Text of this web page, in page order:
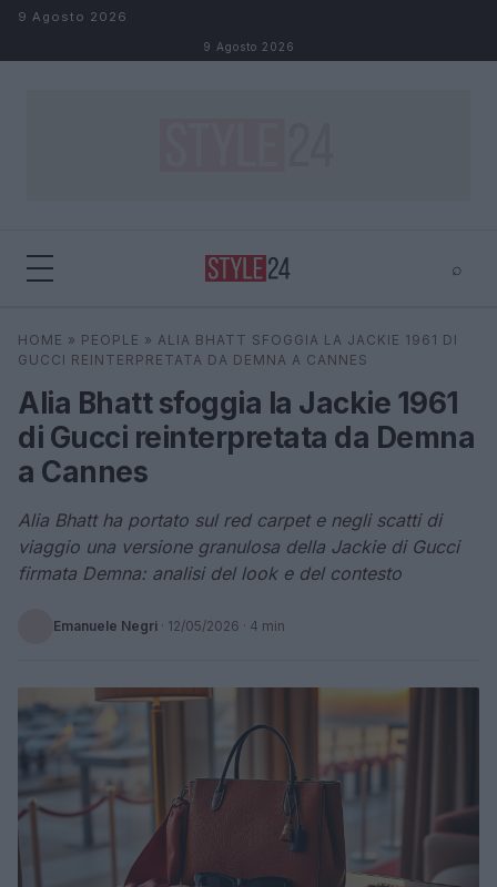
Salta al contenuto
9 Agosto 2026
9 Agosto 2026
⌕
Cerca ⌕ ×
HOME » PEOPLE » ALIA BHATT SFOGGIA LA JACKIE 1961 DI
GUCCI REINTERPRETATA DA DEMNA A CANNES
Alia Bhatt sfoggia la Jackie 1961
di Gucci reinterpretata da Demna
a Cannes
Alia Bhatt ha portato sul red carpet e negli scatti di
viaggio una versione granulosa della Jackie di Gucci
firmata Demna: analisi del look e del contesto
Emanuele Negri · 12/05/2026 · 4 min